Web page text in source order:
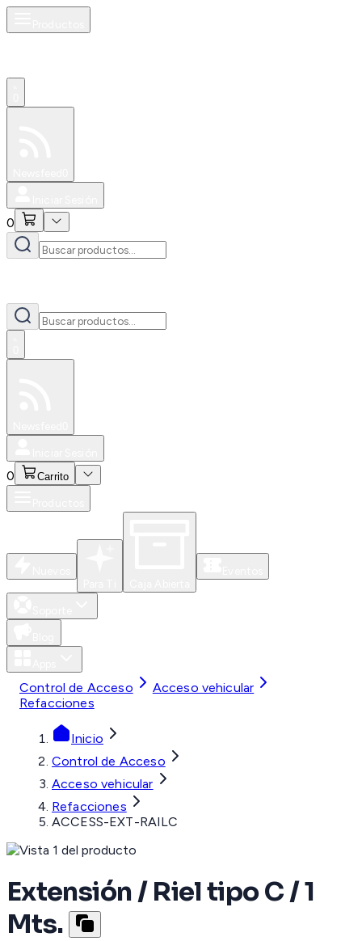
0
0 Carrito
Control de Acceso
Acceso vehicular
Refacciones
Inicio
Control de Acceso
Acceso vehicular
Refacciones
ACCESS-EXT-RAILC
Extensión / Riel tipo C / 1
Mts.